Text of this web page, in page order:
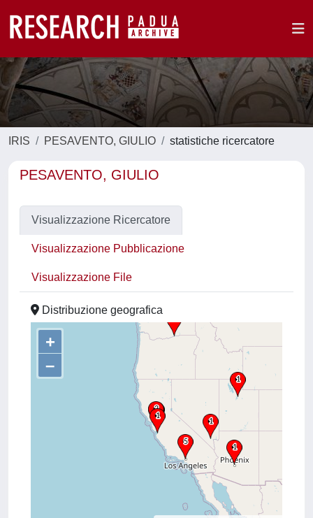
IRIS PESAVENTO, GIULIO statistiche ricercatore
PESAVENTO, GIULIO
Visualizzazione Ricercatore
Visualizzazione Pubblicazione
Visualizzazione File
Distribuzione geografica
+
–